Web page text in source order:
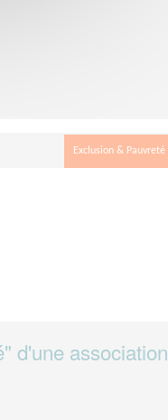
Exclusion & Pauvreté
d'une association